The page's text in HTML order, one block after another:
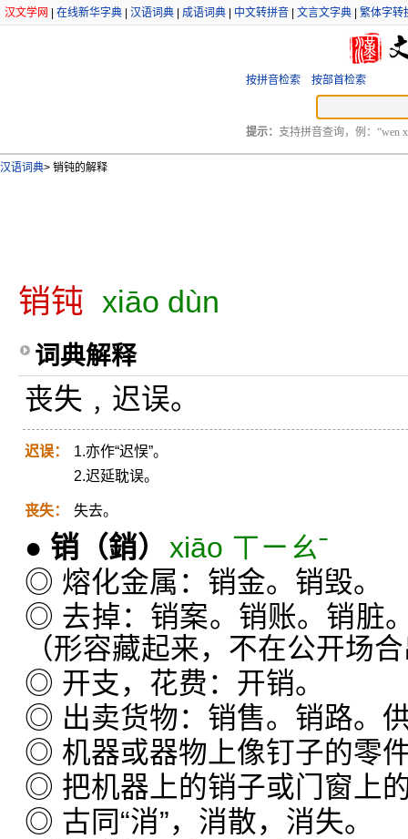
汉文学网 在线新华字典 汉语词典 成语词典 中文转拼音 文言文字典 繁体字转
按拼音检索 按部首检索
提示： 支持拼音查询，例：“wen
汉语词典> 销钝的解释
销钝 xiāo dùn
词典解释
丧失﹐迟误。
迟误：
1.亦作“迟悮”。
2.迟延耽误。
丧失： 失去。
● 销 （銷） xiāo ㄒㄧㄠˉ
◎ 熔化金属：销金。销毁。
◎ 去掉：销案。销账。销脏
（形容藏起来，不在公开场
◎ 开支，花费：开销。
◎ 出卖货物：销售。销路。
◎ 机器或器物上像钉子的零
◎ 把机器上的销子或门窗上
◎ 古同“消”，消散，消失。